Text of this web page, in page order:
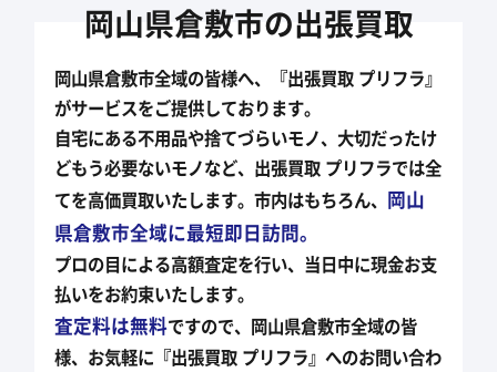
岡山県倉敷市の出張買取
岡山県倉敷市全域の皆様へ、『出張買取 プリフラ』
がサービスをご提供しております。
自宅にある不用品や捨てづらいモノ、大切だったけ
どもう必要ないモノなど、 出張買取 プリフラでは全
てを高価買取いたします。市内はもちろん、 岡山
県倉敷市全域に最短即日訪問。
プロの目による高額査定を行い、当日中に現金お支
払いをお約束いたします。
査定料は無料ですので、岡山県倉敷市全域の皆
様、お気軽に『出張買取 プリフラ』へのお問い合わ